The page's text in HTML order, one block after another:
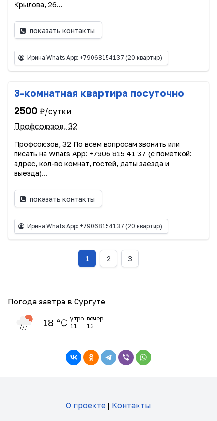
Крылова, 26...
показать контакты
Ирина Whats App: +79068154137 (20 квартир)
3-комнатная квартира посуточно
2500 ₽/сутки
Профсоюзов, 32
Профсоюзов, 32 По всем вопросам звонить или
писать на Whats App: +7906 815 41 37 (с пометкой:
адрес, кол-во комнат, гостей, даты заезда и
выезда)...
показать контакты
Ирина Whats App: +79068154137 (20 квартир)
1 2 3
Погода завтра в Сургуте
18 ℃ утро
11
вечер
13
О проекте | Контакты